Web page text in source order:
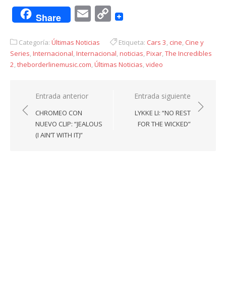
Share EmailCopy
Categoría: Últimas Noticias Etiqueta: Cars 3, cine, Cine y
Series,Internacional,Internacional,noticias,Pixar,The Incredibles
2,theborderlinemusic.com,Últimas Noticias,video
Navegación
de
entradas
Entrada anterior
CHROMEO CON
NUEVO CLIP: “JEALOUS
(I AIN’T WITH IT)”
Entrada siguiente
LYKKE LI: “NO REST
FOR THE WICKED”